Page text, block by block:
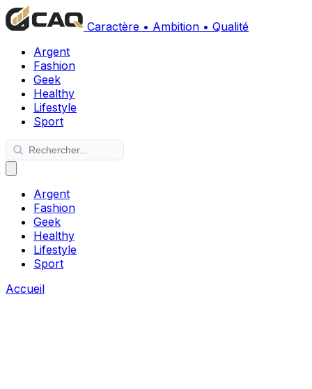
Caractère • Ambition • Qualité
Argent
Fashion
Geek
Healthy
Lifestyle
Sport
Argent
Fashion
Geek
Healthy
Lifestyle
Sport
Accueil